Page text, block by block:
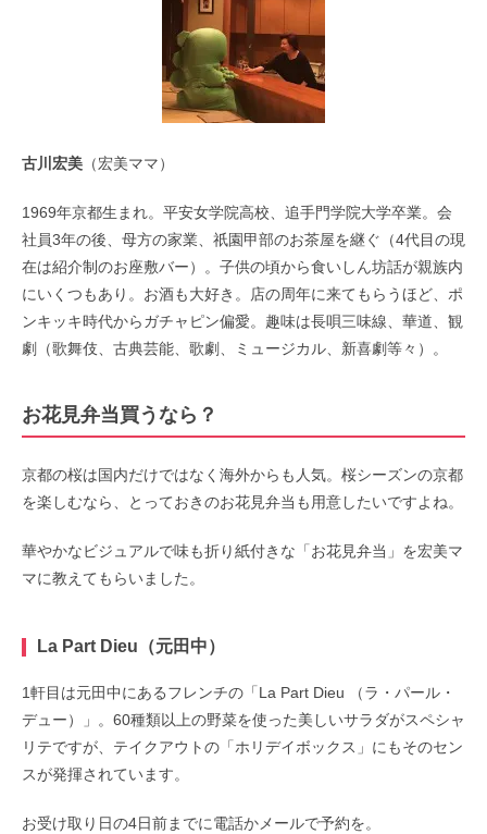
古川宏美 （宏美ママ）
1969年京都生まれ。平安女学院高校、追手門学院大学卒業。会
社員3年の後、母方の家業、祇園甲部のお茶屋を継ぐ（4代目の現
在は紹介制のお座敷バー）。子供の頃から食いしん坊話が親族内
にいくつもあり。お酒も大好き。店の周年に来てもらうほど、ポ
ンキッキ時代からガチャピン偏愛。趣味は長唄三味線、華道、観
劇（歌舞伎、古典芸能、歌劇、ミュージカル、新喜劇等々）。
お花見弁当買うなら？
京都の桜は国内だけではなく海外からも人気。桜シーズンの京都
を楽しむなら、とっておきのお花見弁当も用意したいですよね。
華やかなビジュアルで味も折り紙付きな「お花見弁当」を宏美マ
マに教えてもらいました。
La Part Dieu（元田中）
1軒目は元田中にあるフレンチの「La Part Dieu （ラ・パール・
デュー）」。60種類以上の野菜を使った美しいサラダがスペシャ
リテですが、テイクアウトの「ホリデイボックス」にもそのセン
スが発揮されています。
お受け取り日の4日前までに電話かメールで予約を。